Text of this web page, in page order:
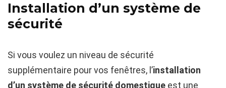
Installation d’un système de
sécurité
Si vous voulez un niveau de sécurité
supplémentaire pour vos fenêtres, l’installation
d’un système de sécurité domestique est une